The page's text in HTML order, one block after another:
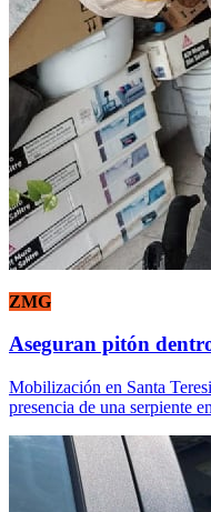
ZMG
Aseguran pitón
Mobilización en Santa
presencia de una serpiente